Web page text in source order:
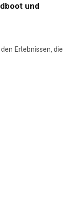
und
Erlebnissen, die